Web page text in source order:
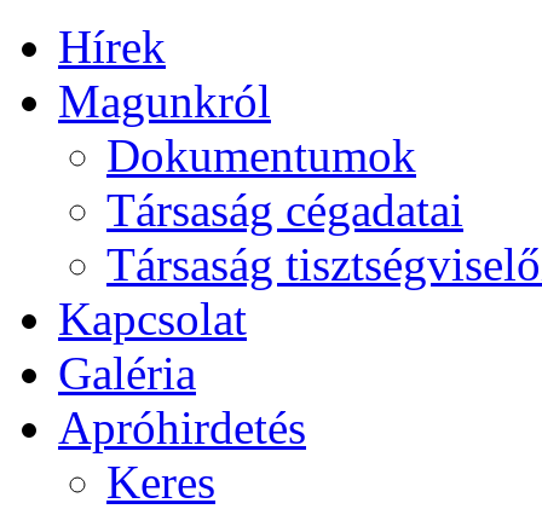
Hírek
Magunkról
Dokumentumok
Társaság cégadatai
Társaság
Kapcsolat
Galéria
Apróhirdetés
Keres